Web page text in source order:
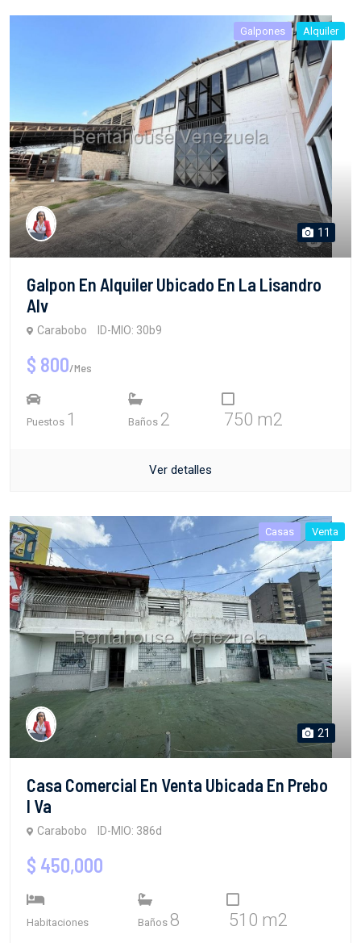
Galpones Alquiler
11
Galpon En Alquiler Ubicado En La Lisandro
Alv
Carabobo ID-MIO: 30b9
$ 800/Mes
Puestos 1 Baños 2 750 m2
Ver detalles
Casas Venta
21
Casa Comercial En Venta Ubicada En Prebo
I Va
Carabobo ID-MIO: 386d
$ 450,000
Habitaciones Baños 8 510 m2